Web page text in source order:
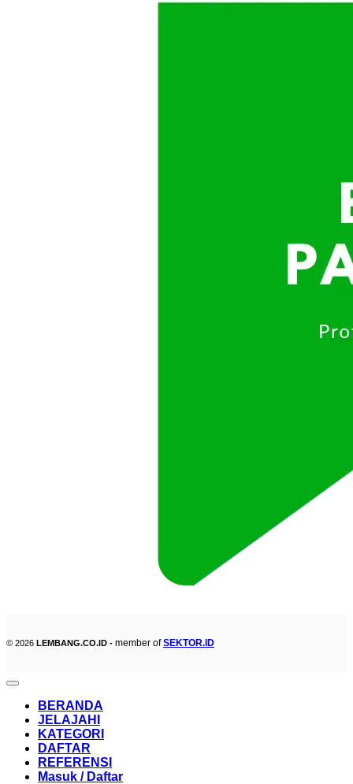
© 2026 LEMBANG.CO.ID - member ofSEKTOR.ID
BERANDA
JELAJAHI
KATEGORI
DAFTAR
REFERENSI
Masuk / Daftar